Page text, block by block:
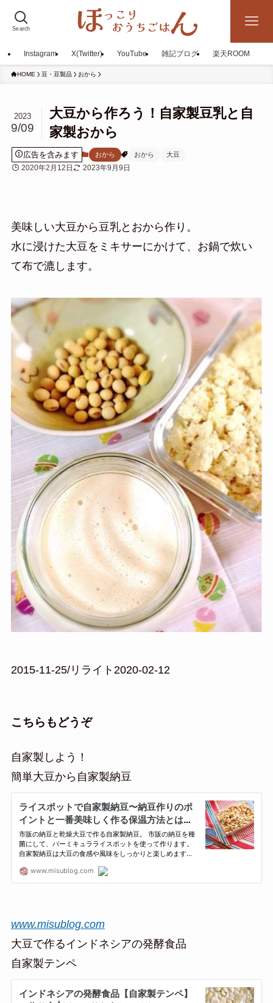
Search
Instagram X(Twitter) YouTube 雑記ブログ 楽天ROOM
HOME 豆・豆製品 おから
大豆から作ろう！自家製豆乳と自
家製おから
2023
9/09
広告を含みます おから おから 大豆
2020年2月12日 2023年9月9日
美味しい大豆から豆乳とおから作り。
水に浸けた大豆をミキサーにかけて、お鍋で炊い
て布で漉します。
2015-11-25/リライト2020-02-12
こちらもどうぞ
自家製しよう！
簡単大豆から自家製納豆
www.misublog.com
大豆で作るインドネシアの発酵食品
自家製テンペ